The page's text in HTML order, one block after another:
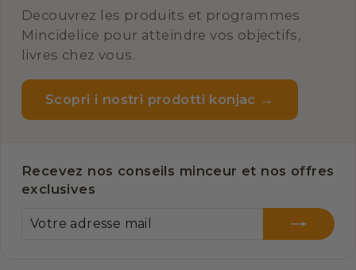
Decouvrez les produits et programmes
Mincidelice pour atteindre vos objectifs,
livres chez vous.
Scopri i nostri prodotti konjac →
Recevez nos conseils minceur et nos offres
exclusives
ADRESSE